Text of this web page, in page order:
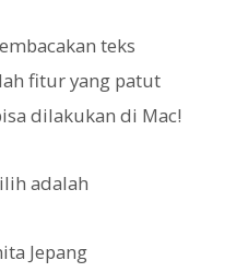
teks
fitur yang patut
dilakukan di Mac!
adalah
Jepang